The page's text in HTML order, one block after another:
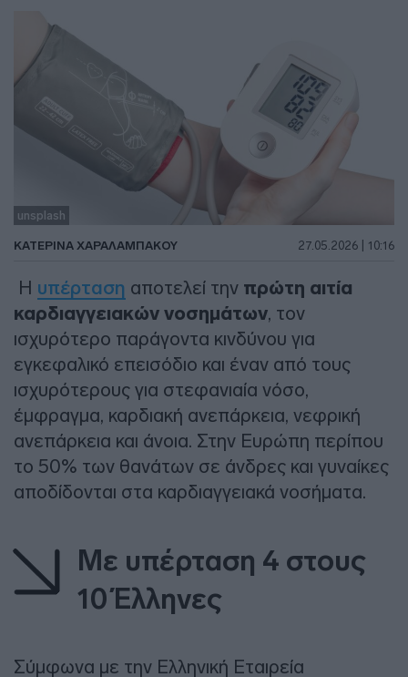
unsplash
ΚΑΤΕΡΙΝΑ ΧΑΡΑΛΑΜΠΑΚΟΥ 27.05.2026 | 10:16
Η υπέρταση αποτελεί την πρώτη αιτία
καρδιαγγειακών νοσημάτων, τον
ισχυρότερο παράγοντα κινδύνου για
εγκεφαλικό επεισόδιο και έναν από τους
ισχυρότερους για στεφανιαία νόσο,
έμφραγμα, καρδιακή ανεπάρκεια, νεφρική
ανεπάρκεια και άνοια. Στην Ευρώπη περίπου
το 50% των θανάτων σε άνδρες και γυναίκες
αποδίδονται στα καρδιαγγειακά νοσήματα.
Με υπέρταση 4 στους
10 Έλληνες
Σύμφωνα με την Ελληνική Εταιρεία